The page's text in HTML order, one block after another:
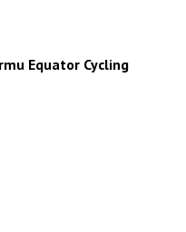
Equator Cycling